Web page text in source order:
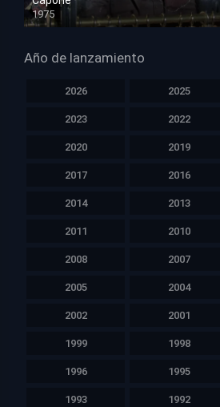
1975
HD 1080p
Año de lanzamiento
2026 2025
2023 2022
2020 2019
2017 2016
2014 2013
2011 2010
2008 2007
2005 2004
2002 2001
1999 1998
1996 1995
1993 1992